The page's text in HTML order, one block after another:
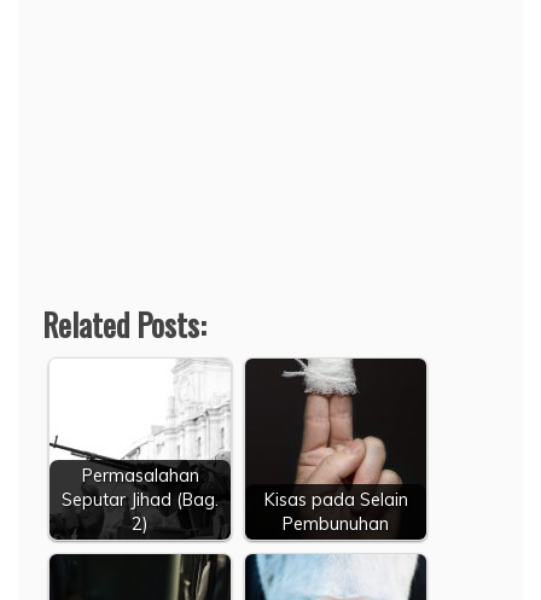
Related Posts:
Permasalahan
Seputar Jihad (Bag.
2)
Kisas pada Selain
Pembunuhan